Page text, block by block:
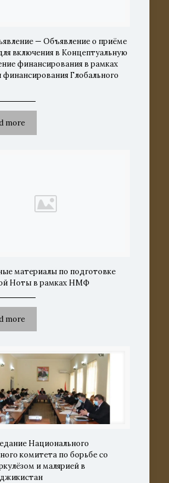
— Объявление о приёме
включения в Концептуальную
финансирования в рамках
Глобального
more
материалы по подготовке
Ноты в рамках НМФ
more
Национального
комитета по борьбе со
и малярией в